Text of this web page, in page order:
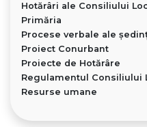
Hotărâri ale Consiliului
Primăria
Procese verbale ale
Proiect Conurbant
Proiecte de Hotărâre
Regulamentul Consiliului
Resurse umane